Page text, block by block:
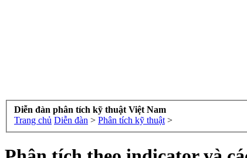
Diễn đàn phân tích kỹ thuật Việt Nam
Trang chủ Diễn đàn > Phân tích kỹ thuật >